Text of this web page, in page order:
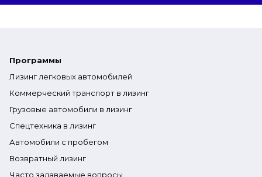
Программы
Лизинг легковых автомобилей
Коммерческий транспорт в лизинг
Грузовые автомобили в лизинг
Спецтехника в лизинг
Автомобили с пробегом
Возвратный лизинг
Часто задаваемые вопросы